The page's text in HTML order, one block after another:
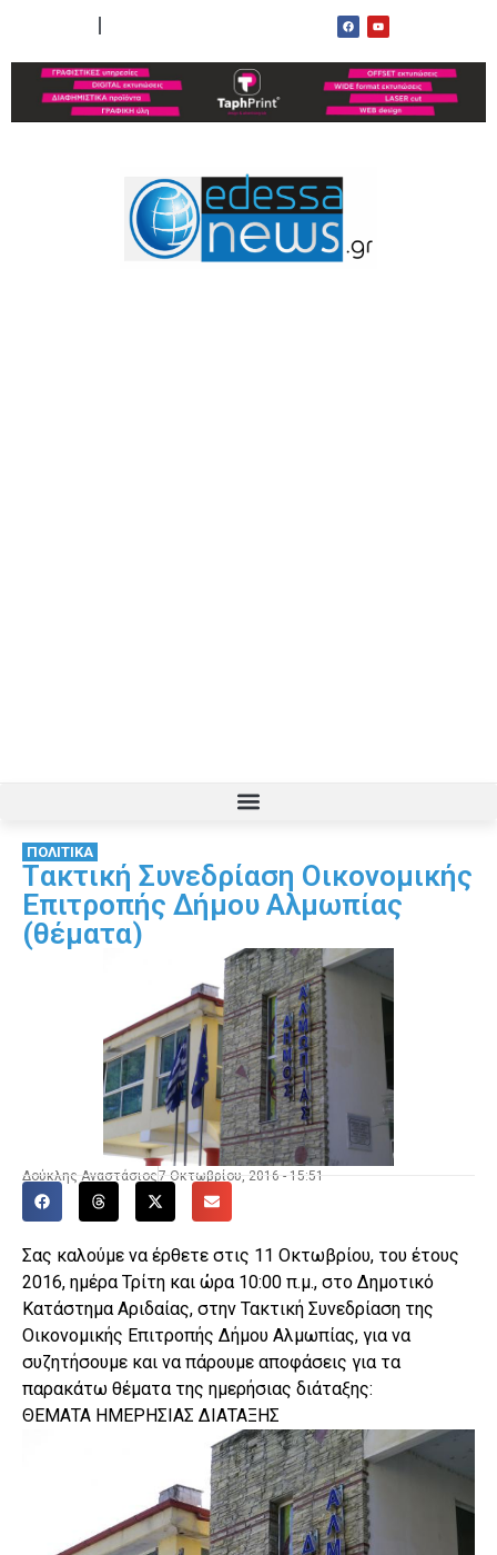
ΠΟΛΙΤΙΚΑ
Tακτική Συνεδρίαση Οικονομικής
Επιτροπής Δήμου Αλμωπίας
(θέματα)
Δούκλης Αναστάσιος7 Οκτωβρίου, 2016 - 15:51
Σας καλούμε να έρθετε στις 11 Οκτωβρίου, του έτους
2016, ημέρα Τρίτη και ώρα 10:00 π.μ., στο Δημοτικό
Κατάστημα Αριδαίας, στην Τακτική Συνεδρίαση της
Οικονομικής Επιτροπής Δήμου Αλμωπίας, για να
συζητήσουμε και να πάρουμε αποφάσεις για τα
παρακάτω θέματα της ημερήσιας διάταξης:
ΘΕΜΑΤΑ ΗΜΕΡΗΣΙΑΣ ΔΙΑΤΑΞΗΣ